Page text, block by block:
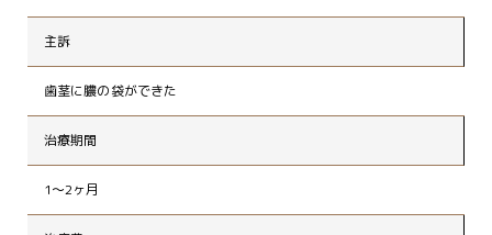
主訴
歯茎に膿の袋ができた
治療期間
1～2ヶ月